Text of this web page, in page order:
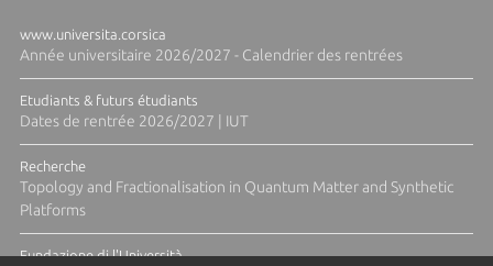
www.universita.corsica
Année universitaire 2026/2027 - Calendrier des rentrées
Etudiants & futurs étudiants
Dates de rentrée 2026/2027 | IUT
Recherche
Topology and Fractionalisation in Quantum Matter and Synthetic
Platforms
Fundazione di l'Università